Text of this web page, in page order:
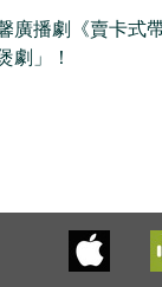
廣播劇《賣卡式
劇」！